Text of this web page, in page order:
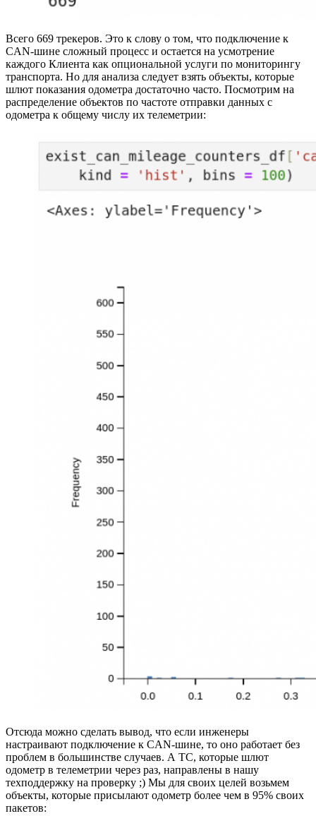
Всего 669 трекеров. Это к слову о том, что подключение к
CAN-шине сложный процесс и остается на усмотрение
каждого Клиента как опциональной услуги по мониторингу
транспорта. Но для анализа следует взять объекты, которые
шлют показания одометра достаточно часто. Посмотрим на
распределение объектов по частоте отправки данных с
одометра к общему числу их телеметрии:
Отсюда можно сделать вывод, что если инженеры
настраивают подключение к CAN-шине, то оно работает без
проблем в большинстве случаев. А ТС, которые шлют
одометр в телеметрии через раз, направлены в нашу
техподдержку на проверку ;) Мы для своих целей возьмем
объекты, которые присылают одометр более чем в 95% своих
пакетов: